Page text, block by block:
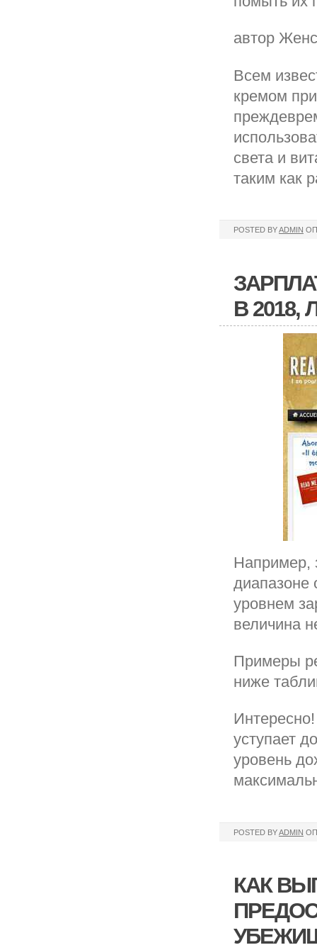
автор
Всем
кремом
света и
таким как
POSTED BYADMIN
В
Например,
диапазоне
уровнем
величина
Примеры
ниже
уступает
уровень
POSTED BYADMIN
КАК